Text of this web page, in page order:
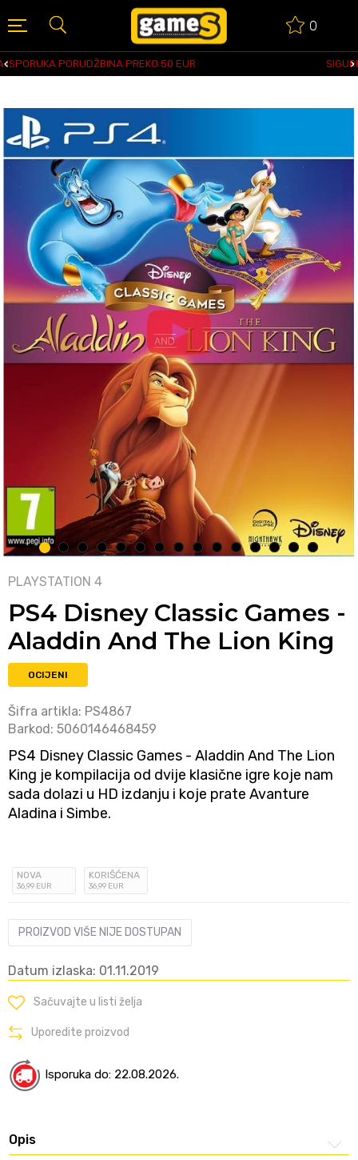
0
50 EUR SIGURNO PLAĆANJE PLATNIM
1 2 3 4 5 6 7 8 9 10 11 12 13 14 15
PLAYSTATION 4
PS4 Disney Classic Games -
Aladdin And The Lion King
OCIJENI
Šifra artikla: PS4867
Barkod: 5060146468459
PS4 Disney Classic Games - Aladdin And The Lion
King je kompilacija od dvije klasične igre koje nam
sada dolazi u HD izdanju i koje prate Avanture
Aladina i Simbe.
NOVA
36,99 EUR
KORIŠĆENA
36,99 EUR
PROIZVOD VIŠE NIJE DOSTUPAN
Datum izlaska: 01.11.2019
Sačuvajte u listi želja
Uporedite proizvod
Isporuka do: 22.08.2026.
Opis